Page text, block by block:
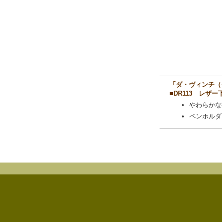
「ダ・ヴィンチ
■DR113 レザー
やわらか
ペンホル